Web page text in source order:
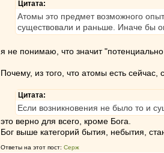
Цитата:
Атомы это предмет возможного
существовали и раньше. Иначе бы
я не понимаю, что значит
Почему, из того, что атомы есть сейчас,
Цитата:
Если возникновения не было то и
это верно для всего, кроме Бога.
Бог выше категорий бытия, небытия,
Ответы на этот пост: Серж